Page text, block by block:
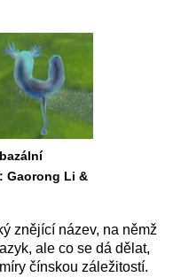
Gaorong Li &
znějící název, na němž
ale co se dá dělat,
čínskou záležitostí.